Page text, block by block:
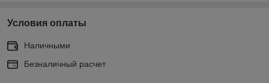
Условия оплаты
Наличными
Безналичный расчет